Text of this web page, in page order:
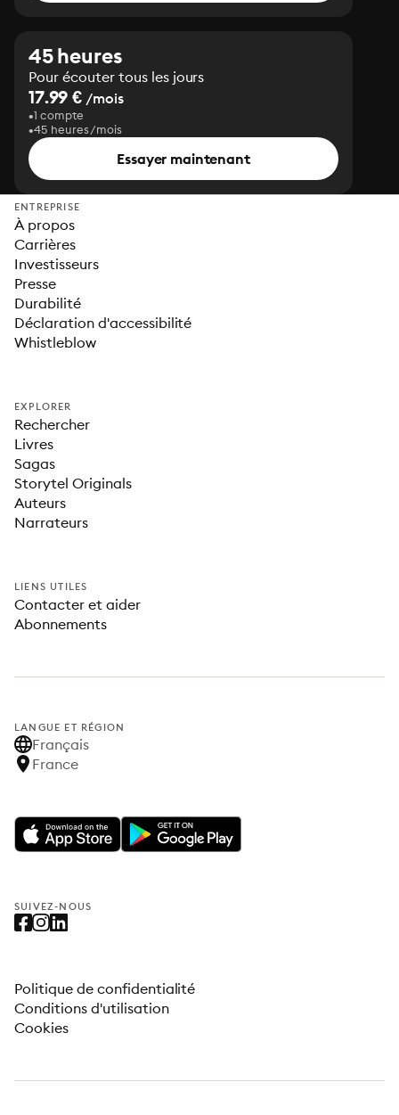
45 heures
Pour écouter tous les jours
17.99 € /mois
1 compte
45 heures/mois
Essayer maintenant
ENTREPRISE
À propos
Carrières
Investisseurs
Presse
Durabilité
Déclaration d'accessibilité
Whistleblow
EXPLORER
Rechercher
Livres
Sagas
Storytel Originals
Auteurs
Narrateurs
LIENS UTILES
Contacter et aider
Abonnements
LANGUE ET RÉGION
Français
France
SUIVEZ-NOUS
Politique de confidentialité
Conditions d'utilisation
Cookies